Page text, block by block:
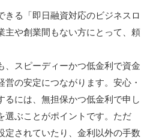
きる「即日融資対応のビジネスロ
主や創業間もない方にとって、頼
、スピーディーかつ低金利で資金
営の安定につながります。安心・
るには、無担保かつ低金利で申し
選ぶことがポイントです。ただ
定されていたり、金利以外の手数